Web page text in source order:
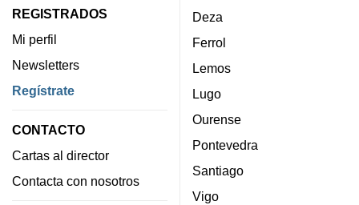
REGISTRADOS
Mi perfil
Newsletters
Regístrate
CONTACTO
Cartas al director
Contacta con nosotros
Deza
Ferrol
Lemos
Lugo
Ourense
Pontevedra
Santiago
Vigo